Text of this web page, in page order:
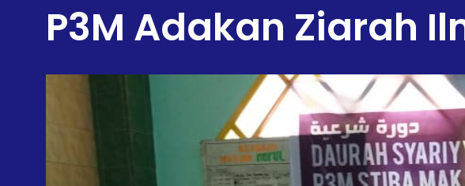
P3M Adakan Ziarah